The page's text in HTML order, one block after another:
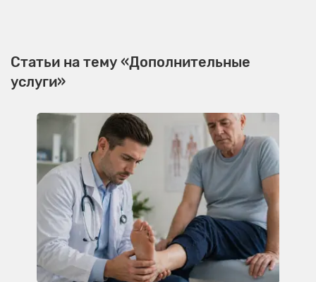
Статьи на тему «Дополнительные
услуги»